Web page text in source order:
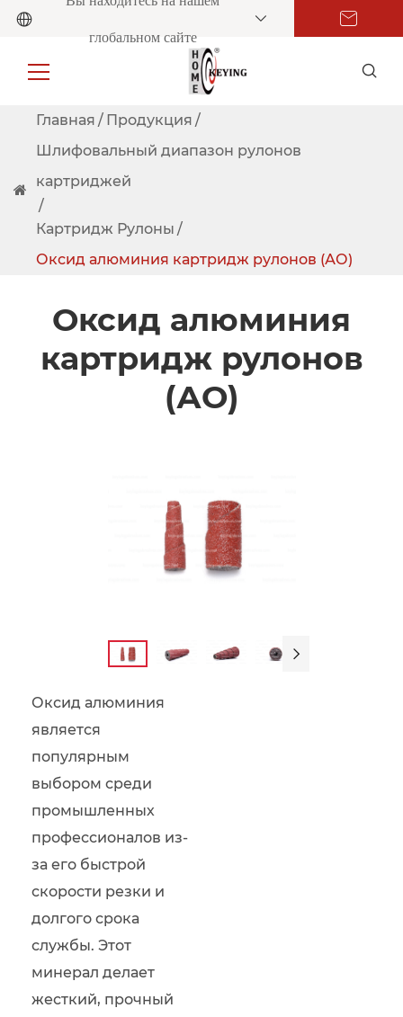
глобальном сайте
Главная
Продукция
Шлифовальный диапазон рулонов
картриджей
Картридж Рулоны
Оксид алюминия картридж рулонов (АО)
Оксид алюминия
картридж рулонов
(АО)

Оксид алюминия
является
популярным
выбором среди
промышленных
профессионалов из-
за его быстрой
скорости резки и
долгого срока
службы. Этот
минерал делает
жесткий, прочный